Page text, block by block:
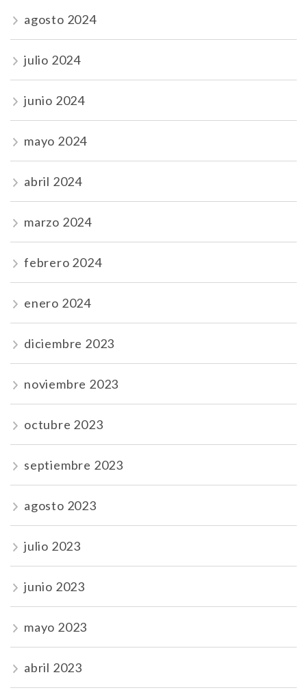
agosto 2024
julio 2024
junio 2024
mayo 2024
abril 2024
marzo 2024
febrero 2024
enero 2024
diciembre 2023
noviembre 2023
octubre 2023
septiembre 2023
agosto 2023
julio 2023
junio 2023
mayo 2023
abril 2023